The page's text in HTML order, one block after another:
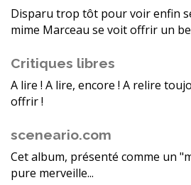
Disparu trop tôt pour voir enfin
mime Marceau se voit offrir un
Critiques libres
A lire ! A lire, encore ! A relire
offrir !
sceneario.com
Cet album, présenté comme un
pure merveille...